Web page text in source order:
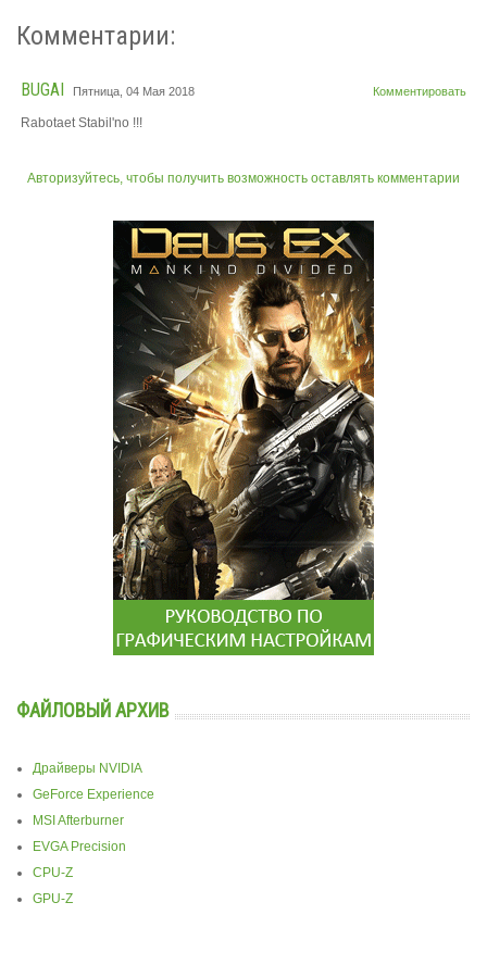
Комментарии:
Комментировать
BUGAI Пятница, 04 Мая 2018
Rabotaet Stabil'no !!!
Авторизуйтесь, чтобы получить возможность оставлять комментарии
ФАЙЛОВЫЙ АРХИВ
Драйверы NVIDIA
GeForce Experience
MSI Afterburner
EVGA Precision
CPU-Z
GPU-Z